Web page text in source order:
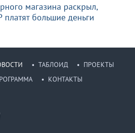
магазина раскрыл,
большие деньги
ТАБЛОИД
ПРОЕКТЫ
КОНТАКТЫ